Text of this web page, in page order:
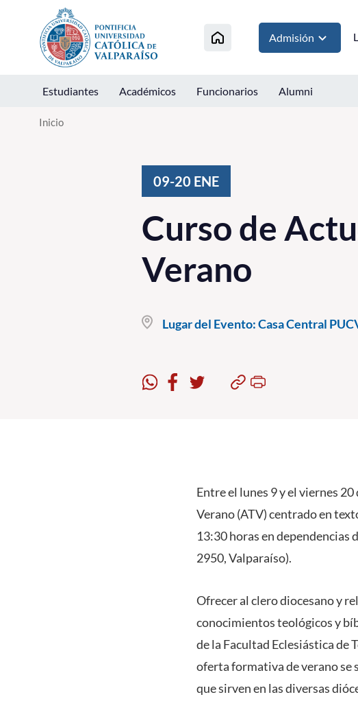
Click acá para ir directamente al contenido
Admisión
Estudiantes Académicos Funcionarios Alumni
Inicio
09-20 ENE
Curso de
Verano
Lugar del Evento:Casa Central
Entre el lunes 9 y el viernes
Verano (ATV) centrado en
13:30 horas en
2950, Valparaíso).
Ofrecer al clero diocesano y
conocimientos teológicos y
de la Facultad Eclesiástica de
oferta formativa de verano se
que sirven en las diversas